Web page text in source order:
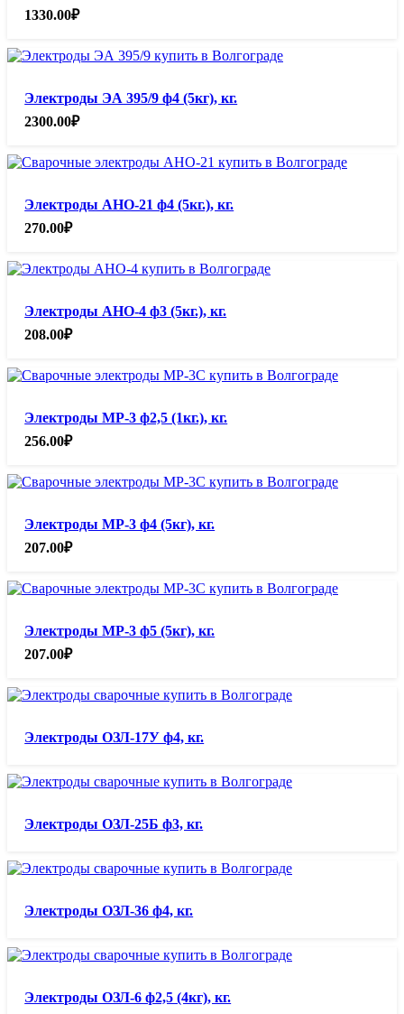
1330.00₽
Электроды ЭА 395/9 ф4 (5кг), кг.
2300.00₽
Электроды АНО-21 ф4 (5кг.), кг.
270.00₽
Электроды АНО-4 ф3 (5кг.), кг.
208.00₽
Электроды МР-3 ф2,5 (1кг.), кг.
256.00₽
Электроды МР-3 ф4 (5кг), кг.
207.00₽
Электроды МР-3 ф5 (5кг), кг.
207.00₽
Электроды ОЗЛ-17У ф4, кг.
Электроды ОЗЛ-25Б ф3, кг.
Электроды ОЗЛ-36 ф4, кг.
Электроды ОЗЛ-6 ф2,5 (4кг), кг.